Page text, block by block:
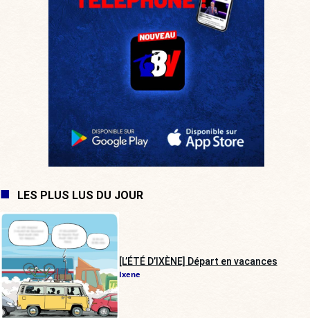
LES PLUS LUS DU JOUR
[L’ÉTÉ D’IXÈNE] Départ en vacances
Ixene